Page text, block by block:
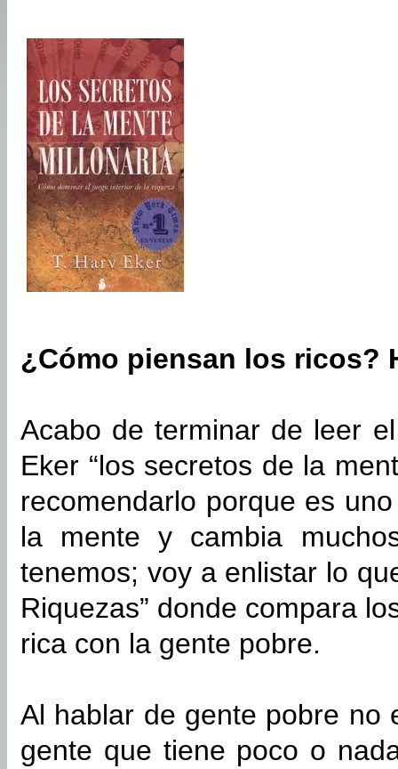
¿Cómo piensan los ricos?
Acabo de terminar de leer
Eker “los secretos de la
recomendarlo porque es
la mente y cambia
tenemos; voy a enlistar lo
Riquezas” donde compara
rica con la gente pobre.
Al hablar de gente pobre no
gente que tiene poco o